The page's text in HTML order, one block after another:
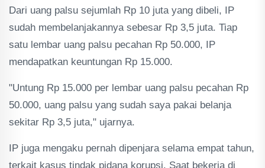
Dari uang palsu sejumlah Rp 10 juta yang dibeli, IP
sudah membelanjakannya sebesar Rp 3,5 juta. Tiap
satu lembar uang palsu pecahan Rp 50.000, IP
mendapatkan keuntungan Rp 15.000.
"Untung Rp 15.000 per lembar uang palsu pecahan Rp
50.000, uang palsu yang sudah saya pakai belanja
sekitar Rp 3,5 juta," ujarnya.
IP juga mengaku pernah dipenjara selama empat tahun,
terkait kasus tindak pidana korupsi. Saat bekerja di